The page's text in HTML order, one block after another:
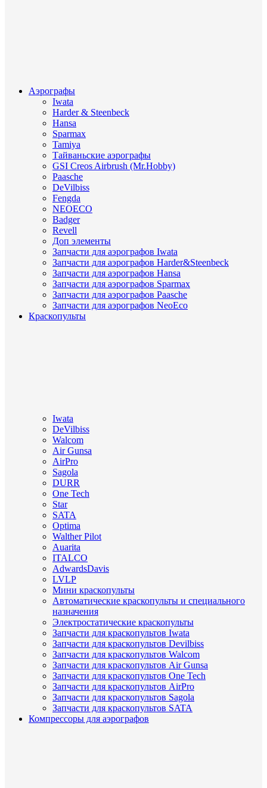
Аэрографы
Iwata
Harder & Steenbeck
Hansa
Sparmax
Tamiya
Тайваньские аэрографы
GSI Creos Airbrush (Mr.Hobby)
Paasche
DeVilbiss
Fengda
NEOECO
Badger
Revell
Доп элементы
Запчасти для аэрографов Iwata
Запчасти для аэрографов Harder&Steenbeck
Запчасти для аэрографов Hansa
Запчасти для аэрографов Sparmax
Запчасти для аэрографов Paasche
Запчасти для аэрографов NeoEco
Краскопульты
Iwata
DeVilbiss
Walcom
Air Gunsa
AirPro
Sagola
DURR
One Tech
Star
SATA
Optima
Walther Pilot
Auarita
ITALCO
AdwardsDavis
LVLP
Мини краскопульты
Автоматические краскопульты и специального
назначения
Электростатические краскопульты
Запчасти для краскопультов Iwata
Запчасти для краскопультов Devilbiss
Запчасти для краскопультов Walcom
Запчасти для краскопультов Air Gunsa
Запчасти для краскопультов One Tech
Запчасти для краскопультов AirPro
Запчасти для краскопультов Sagola
Запчасти для краскопультов SATA
Компрессоры для аэрографов